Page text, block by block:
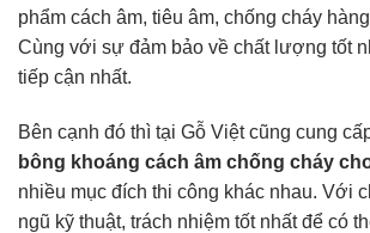
phẩm cách âm, tiêu âm, chống cháy
Cùng với sự đảm bảo về chất lượng tốt
tiếp cận nhất.
Bên cạnh đó thì tại Gỗ Việt cũng cung
bông khoáng cách âm chống cháy
nhiều mục đích thi công khác nhau. Với
ngũ kỹ thuật, trách nhiệm tốt nhất để có